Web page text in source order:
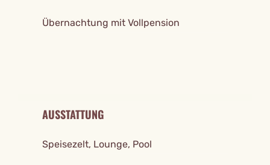
Übernachtung mit Vollpension
AUSSTATTUNG
Speisezelt, Lounge, Pool